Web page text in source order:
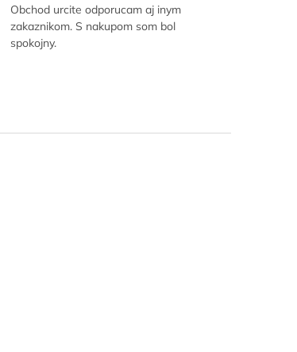
Obchod urcite odporucam aj inym
zakaznikom. S nakupom som bol
spokojny.